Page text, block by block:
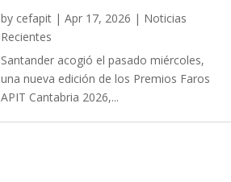
by cefapit| Apr 17, 2026 | Noticias
Recientes
Santander acogió el pasado miércoles,
una nueva edición de los Premios Faros
APIT Cantabria 2026,...